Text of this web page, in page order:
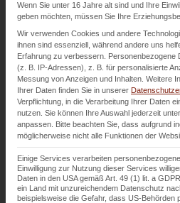
Rohr- und
Landau
in offener Bauweise
Kontaktieren Sie uns
Wenn Sie unter 16 Jahre alt sind und Ihre
geben möchten, müssen Sie Ihre
Wir verwenden Cookies und andere
ihnen sind essenziell, während andere uns
Erfahrung zu verbessern. Personenbezogene
(z. B. IP-Adressen), z. B. für personalisierte
Messung von Anzeigen und Inhalten. Weitere
Ihrer Daten finden Sie in unserer
Verpflichtung, in die Verarbeitung Ihrer Daten
nutzen. Sie können Ihre Auswahl jederzeit unter
anpassen. Bitte beachten Sie, dass aufgrund
möglicherweise nicht alle Funktionen der
Einige Services verarbeiten
Einwilligung zur Nutzung dieser Services
Daten in den USA gemäß Art. 49 (1) lit. a
ein Land mit unzureichendem Datenschutz
beispielsweise die Gefahr, dass US-Behörden